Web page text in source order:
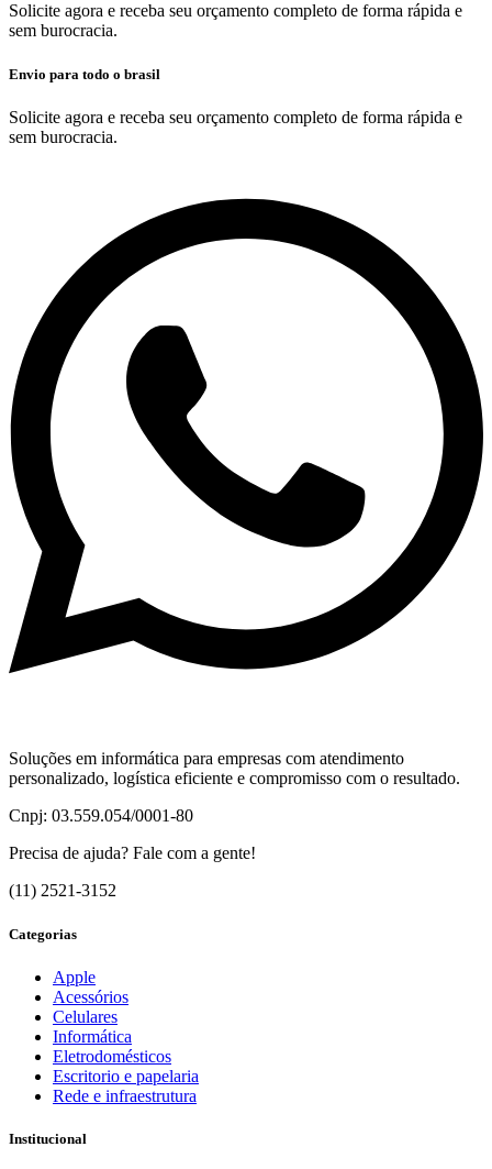
Solicite agora e receba seu orçamento completo de forma rápida e
sem burocracia.
Envio para todo o brasil
Solicite agora e receba seu orçamento completo de forma rápida e
sem burocracia.
Soluções em informática para empresas com atendimento
personalizado, logística eficiente e compromisso com o resultado.
Cnpj: 03.559.054/0001-80
Precisa de ajuda? Fale com a gente!
(11) 2521-3152
Categorias
Apple
Acessórios
Celulares
Informática
Eletrodomésticos
Escritorio e papelaria
Rede e infraestrutura
Institucional